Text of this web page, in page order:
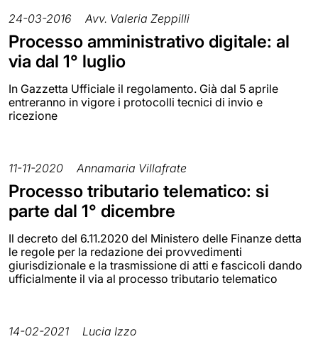
24-03-2016 Avv. Valeria Zeppilli
Processo amministrativo digitale: al
via dal 1° luglio
In Gazzetta Ufficiale il regolamento. Già dal 5 aprile
entreranno in vigore i protocolli tecnici di invio e
ricezione
11-11-2020 Annamaria Villafrate
Processo tributario telematico: si
parte dal 1° dicembre
Il decreto del 6.11.2020 del Ministero delle Finanze detta
le regole per la redazione dei provvedimenti
giurisdizionale e la trasmissione di atti e fascicoli dando
ufficialmente il via al processo tributario telematico
14-02-2021 Lucia Izzo